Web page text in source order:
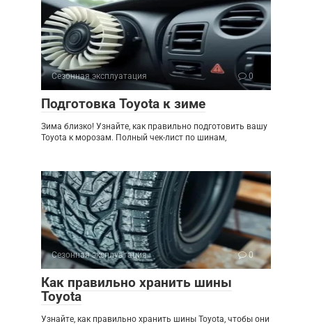
Сезонная эксплуатация 0
Подготовка Toyota к зиме
Зима близко! Узнайте, как правильно подготовить вашу
Toyota к морозам. Полный чек-лист по шинам,
Сезонная эксплуатация 0
Как правильно хранить шины
Toyota
Узнайте, как правильно хранить шины Toyota, чтобы они